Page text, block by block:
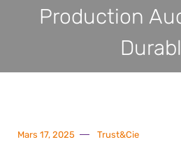
Production
Mars 17, 2025 Trust&Cie